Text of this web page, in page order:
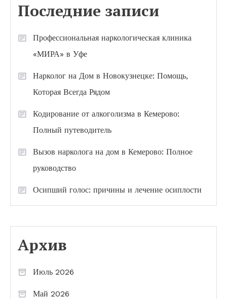
Последние записи
Профессиональная наркологическая клиника
«МИРА» в Уфе
Нарколог на Дом в Новокузнецке: Помощь,
Которая Всегда Рядом
Кодирование от алкоголизма в Кемерово:
Полный путеводитель
Вызов нарколога на дом в Кемерово: Полное
руководство
Осипший голос: причины и лечение осиплости
Архив
Июль 2026
Май 2026